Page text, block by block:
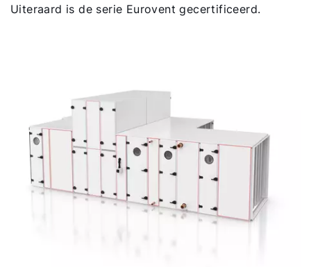
Uiteraard is de serie Eurovent gecertificeerd.
Hallo!
Contact met het team
Contactformulier
Mail de WOLF Service
Adresgegevens